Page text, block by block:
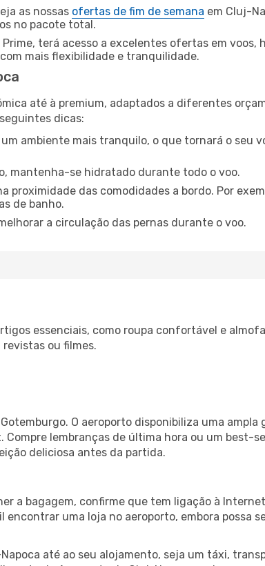
as nossas ofertas de fim de semana em Cluj-
no pacote total.
Prime, terá acesso a excelentes ofertas em voos,
mais flexibilidade e tranquilidade.
até à premium, adaptados a diferentes
dicas:
ambiente mais tranquilo, o que tornará o seu
mantenha-se hidratado durante todo o voo.
proximidade das comodidades a bordo. Por
de banho.
a circulação das pernas durante o voo.
essenciais, como roupa confortável e
ou filmes.
O aeroporto disponibiliza uma ampla
lembranças de última hora ou um best-
deliciosa antes da partida.
a bagagem, confirme que tem ligação à
uma loja no aeroporto, embora possa
até ao seu alojamento, seja um táxi,